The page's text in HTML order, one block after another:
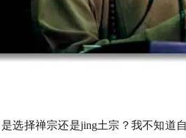
选择禅宗还是jing土宗？我不知道